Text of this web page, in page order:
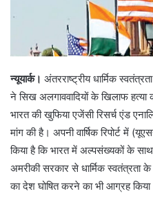
न्यूयार्क। अंतरराष्ट्रीय धार्मिक
ने सिख अलगाववादियों के खिलाफ
भारत की खुफिया एजेंसी रिसर्च एंड
मांग की है। अपनी वार्षिक रिपोर्ट में
किया है कि भारत में अल्पसंख्यकों के साथ
अमरीकी सरकार से धार्मिक स्वतंत्रता
का देश घोषित करने का भी आग्रह